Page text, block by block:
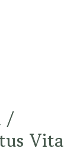
/
Vita